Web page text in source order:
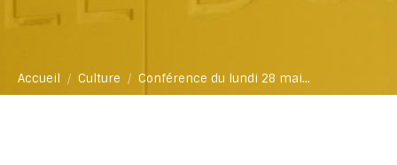
Vous êtes ici :
Accueil Culture Conférence du lundi 28 mai…